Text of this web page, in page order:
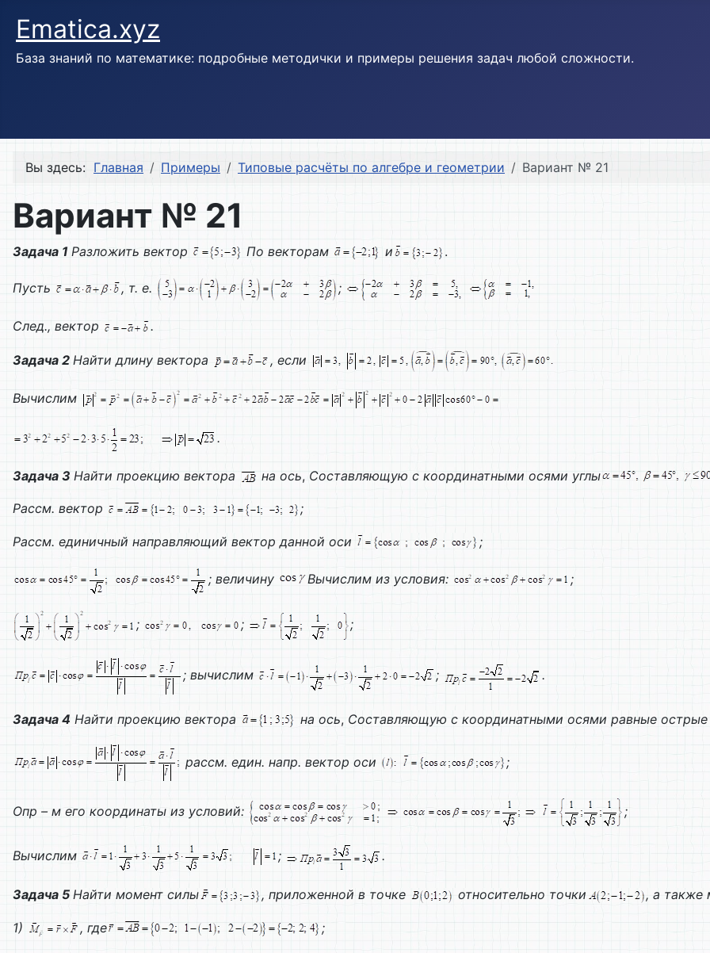
Ematica.xyz
База знаний по математике: подробные методички и примеры решения задач любой сложности.
Вы здесь: Главная Примеры Типовые расчёты по алгебре и геометрии Вариант № 21
Вариант № 21
Задача 1 Разложить вектор По векторам и .
Пусть , т. е. ;
След., вектор .
Задача 2 Найти длину вектора , если
Вычислим
.
Задача 3 Найти проекцию вектора на ось, Составляющую с координатными осями углы
Рассм. вектор ;
Рассм. единичный направляющий вектор данной оси ;
; величину Вычислим из условия: ;
; ; ;
; вычислим ; .
Задача 4 Найти проекцию вектора на ось, Составляющую с координатными осями равные острые
рассм. един. напр. вектор оси ;
Опр – м его координаты из условий: ;
Вычислим ; .
Задача 5 Найти момент силы , приложенной в точке относительно точки , а также
1) , где ;